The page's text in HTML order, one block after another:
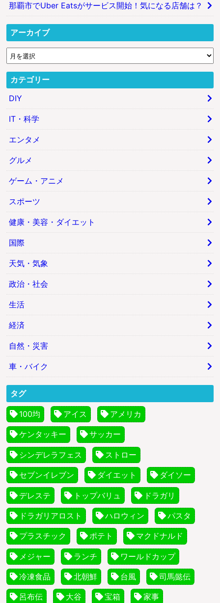
那覇市でUber Eatsがサービス開始！気になる店舗は？
アーカイブ
カテゴリー
DIY
IT・科学
エンタメ
グルメ
ゲーム・アニメ
スポーツ
健康・美容・ダイエット
国際
天気・気象
政治・社会
生活
経済
自然・災害
車・バイク
タグ
100均 アイス アメリカ
ケンタッキー サッカー
シンデレラフェス ストロー
セブンイレブン ダイエット ダイソー
デレステ トップバリュ ドラガリ
ドラガリアロスト ハロウィン パスタ
プラスチック ポテト マクドナルド
メジャー ランチ ワールドカップ
冷凍食品 北朝鮮 台風 司馬懿伝
呂布伝 大谷 宝箱 家事